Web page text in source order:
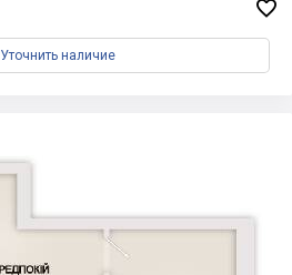

Уточнить наличие